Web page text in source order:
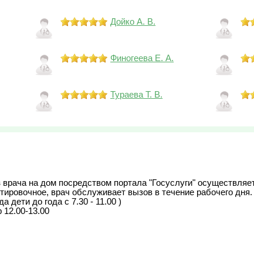
Дойко А. В.
Финогеева Е. А.
Тураева Т. В.
на дом посредством портала "Госуслуги"
врач обслуживает вызов в течение рабочего
дети до года с 7.30 - 11.00 )
12.00-13.00